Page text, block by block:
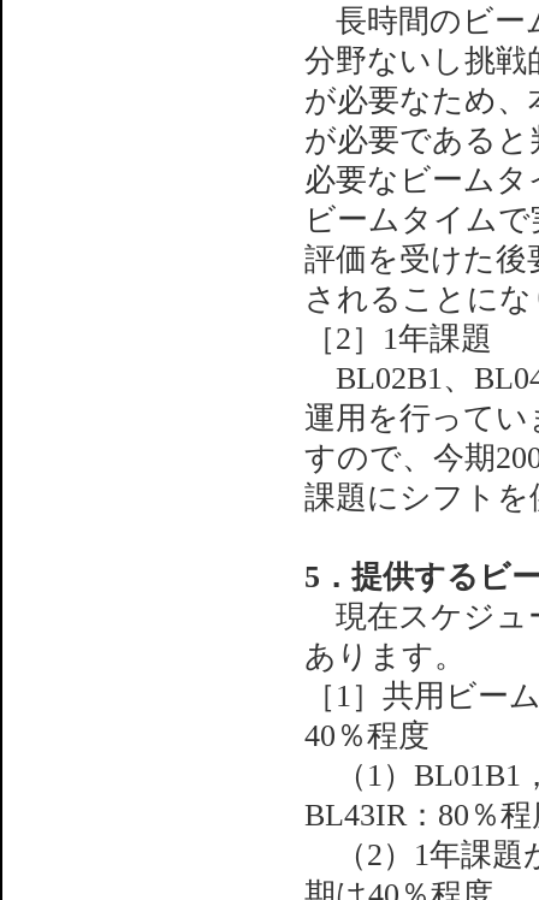
長時間のビー
分野ないし挑戦
が必要なため、
が必要である
必要なビーム
ビームタイム
評価を受けた
されることに
［2］1年課題
BL02B1、
運用を行ってい
すので、今期
課題にシフト
5．提供するビ
現在スケジュ
あります。
［1］共用ビー
40％程度
（1）BL01B1
BL43IR：80％程
（2）1年課題